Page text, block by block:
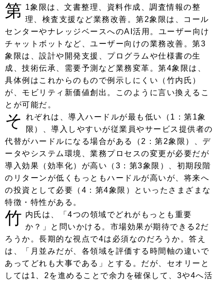
第 1象限は、文書整理、資料作成、調査情報の整
理、検査支援など業務改善。第2象限は、コール
センターやナレッジベースへのAI活用。ユーザー向け
チャットボットなど、ユーザー向けの業務改善。第3
象限は、設計や開発支援、プログラムや仕様書の生
成、技術伝承、需要予測など業務変革。第4象限は、
具体例はこれからのもので例示しにくい（竹内氏）
が、モビリティ新価値創出。このように言い換えるこ
とが可能だ。
そ
れぞれは、導入ハードルが最も低い（1：第1象
限）、導入しやすいが従業員やサービス提供者の
代替がハードルになる場合がある（2：第2象限）、デ
ータやシステム環境、業務プロセスの変更が必要だが
導入効果（効率化）が高い（3：第3象限）、初期段階
のリターンが低くもっともハードルが高いが、将来へ
の投資として必要（4：第4象限）といったさまざまな
特徴・特性がある。
竹 内氏は、「4つの領域でどれがもっとも重要
か？」と問いかける。市場効果が期待できる2だ
ろうか。長期的な視点で4は必須なのだろうか。答え
は、「月並みだが、各領域を評価する時間軸の違いで
あってどれも大事である」とする。だが、セオリーと
しては1、2を進めることで余力を確保して、3や4へ活